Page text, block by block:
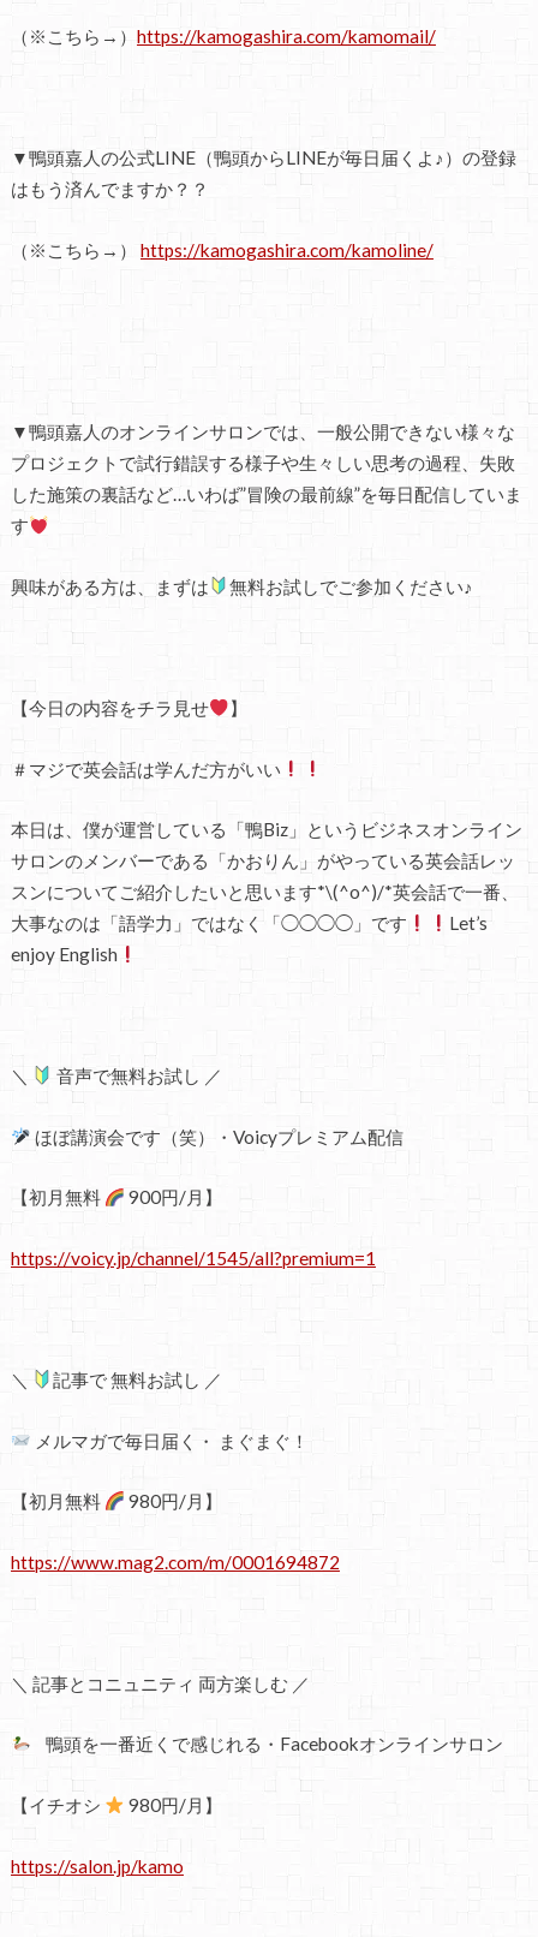
（※こちら→） https://kamogashira.com/kamomail/
▼鴨頭嘉人の公式LINE（鴨頭からLINEが毎日届くよ♪）の登録
はもう済んでますか？？
（※こちら→） https://kamogashira.com/kamoline/
▼鴨頭嘉人のオンラインサロンでは、一般公開できない様々な
プロジェクトで試行錯誤する様子や生々しい思考の過程、失敗
した施策の裏話など…いわば”冒険の最前線”を毎日配信していま
す
興味がある方は、まずは 無料お試しでご参加ください♪
【今日の内容をチラ見せ 】
＃マジで英会話は学んだ方がいい
本日は、僕が運営している「鴨Biz」というビジネスオンライン
サロンのメンバーである「かおりん」がやっている英会話レッ
スンについてご紹介したいと思います*\(^o^)/*英会話で一番、
大事なのは「語学力」ではなく「◯◯◯◯」です
Let’s
enjoy English
＼ 音声で無料お試し ／
ほぼ講演会です（笑）・Voicyプレミアム配信
【初月無料 900円/月】
https://voicy.jp/channel/1545/all?premium=1
＼ 記事で 無料お試し ／
メルマガで毎日届く・ まぐまぐ！
【初月無料 980円/月】
https://www.mag2.com/m/0001694872
＼ 記事とコニュニティ 両方楽しむ ／
鴨頭を一番近くで感じれる・Facebookオンラインサロン
【イチオシ 980円/月】
https://salon.jp/kamo